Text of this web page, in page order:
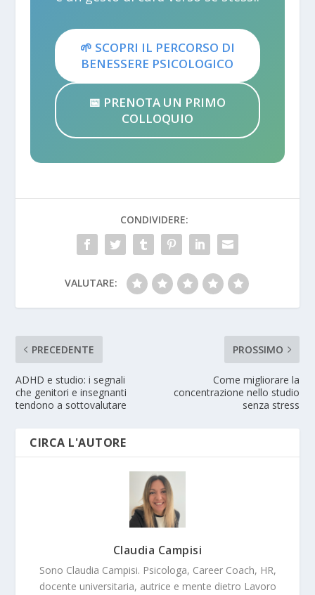
🌱 SCOPRI IL PERCORSO DI
BENESSERE PSICOLOGICO
📅 PRENOTA UN PRIMO
COLLOQUIO
CONDIVIDERE:
VALUTARE:
PRECEDENTE
ADHD e studio: i segnali
che genitori e insegnanti
tendono a sottovalutare
PROSSIMO
Come migliorare la
concentrazione nello studio
senza stress
CIRCA L'AUTORE
Claudia Campisi
Sono Claudia Campisi. Psicologa, Career Coach, HR,
docente universitaria, autrice e mente dietro Lavoro